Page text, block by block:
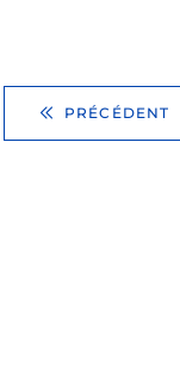
PRÉCÉDENT